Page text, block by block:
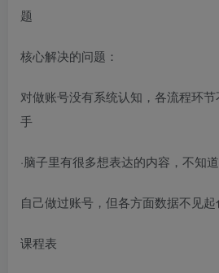
题
核心解决的问题：
对做账号没有系统认知，各流程环
手
·脑子里有很多想表达的内容，不知
自己做过账号，但各方面数据不见
课程表